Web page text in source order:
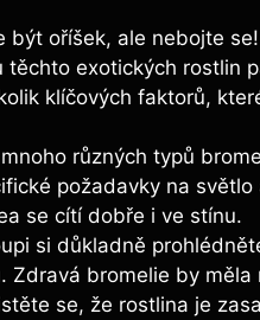
být oříšek, ale nebojte
těchto exotických rostlin
klíčových faktorů,
různých typů
požadavky na
se cítí dobře i ve stínu.
si důkladně
Zdravá bromelie by
se, že rostlina je